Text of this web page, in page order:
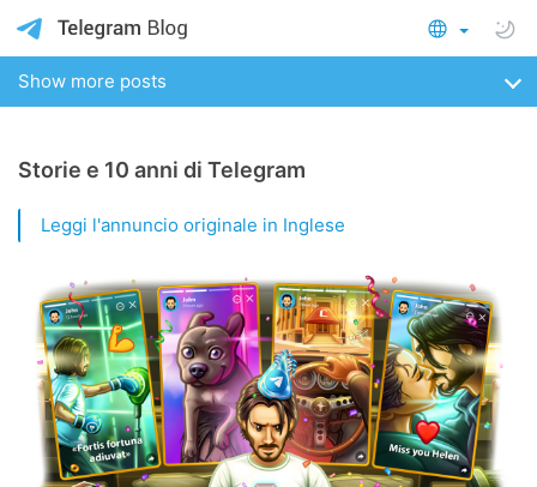
Show more posts
Storie e 10 anni di Telegram
Leggi l'annuncio originale in Inglese